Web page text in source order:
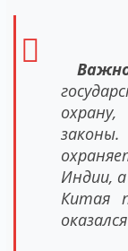
Индии,
Китая